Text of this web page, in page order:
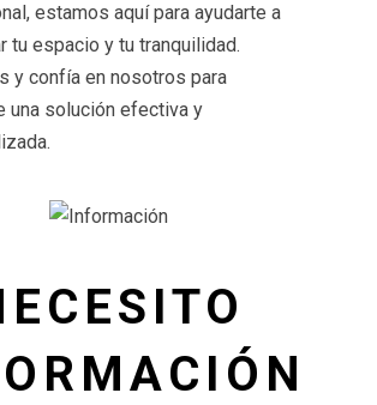
estamos aquí para ayudarte a
tu espacio y tu tranquilidad.
y confía en nosotros para
una solución efectiva y